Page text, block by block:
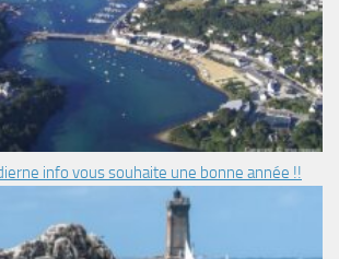
info vous souhaite une bonne année !!